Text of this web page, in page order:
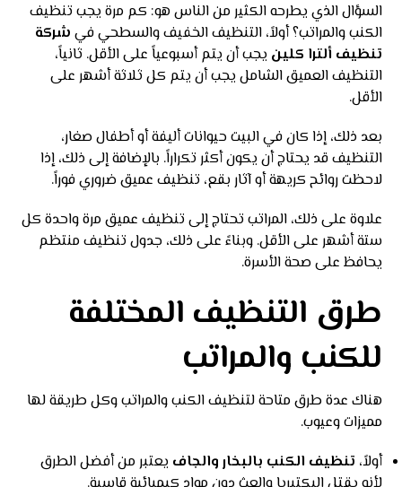
السؤال الذي يطرحه الكثير من الناس هو: كم مرة يجب تنظيف
الكنب والمراتب؟ أولاً، التنظيف الخفيف والسطحي في شركة
تنظيف ألترا كلين يجب أن يتم أسبوعياً على الأقل. ثانياً،
التنظيف العميق الشامل يجب أن يتم كل ثلاثة أشهر على
الأقل.
بعد ذلك، إذا كان في البيت حيوانات أليفة أو أطفال صغار،
التنظيف قد يحتاج أن يكون أكثر تكراراً. بالإضافة إلى ذلك، إذا
لاحظت روائح كريهة أو آثار بقع، تنظيف عميق ضروري فوراً.
علاوة على ذلك، المراتب تحتاج إلى تنظيف عميق مرة واحدة كل
ستة أشهر على الأقل. وبناءً على ذلك، جدول تنظيف منتظم
يحافظ على صحة الأسرة.
طرق التنظيف المختلفة
للكنب والمراتب
هناك عدة طرق متاحة لتنظيف الكنب والمراتب وكل طريقة لها
مميزات وعيوب.
أولاً، تنظيف الكنب بالبخار والجاف يعتبر من أفضل الطرق